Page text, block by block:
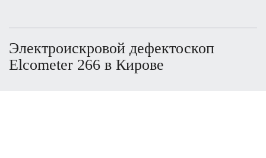
Электроискровой дефектоскоп
Elcometer 266 в Кирове